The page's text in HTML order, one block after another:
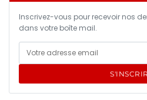
Inscrivez-vous pour recevoir nos
dans votre boîte mail.